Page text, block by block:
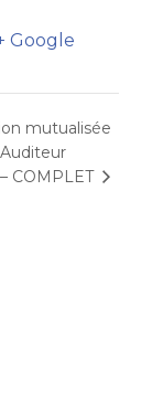
Google
mutualisée
COMPLET